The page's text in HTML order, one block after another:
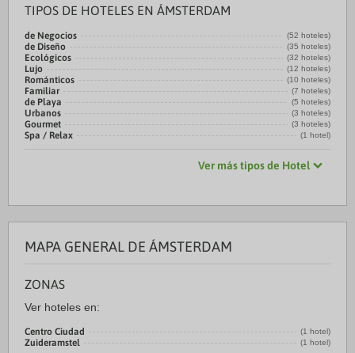
TIPOS DE HOTELES EN ÁMSTERDAM
de Negocios (52 hoteles)
de Diseño (35 hoteles)
Ecológicos (32 hoteles)
Lujo (12 hoteles)
Románticos (10 hoteles)
Familiar (7 hoteles)
de Playa (5 hoteles)
Urbanos (3 hoteles)
Gourmet (3 hoteles)
Spa / Relax (1 hotel)
Ver más tipos de Hotel
MAPA GENERAL DE ÁMSTERDAM
ZONAS
Ver hoteles en:
Centro Ciudad (1 hotel)
Zuideramstel (1 hotel)